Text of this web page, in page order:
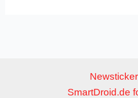
Newsticker
SmartDroid.de